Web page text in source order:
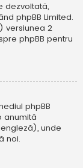
dezvoltată,
phpBB Limited.
versiunea 2
phpBB pentru
phpBB
anumită
unde
noi.